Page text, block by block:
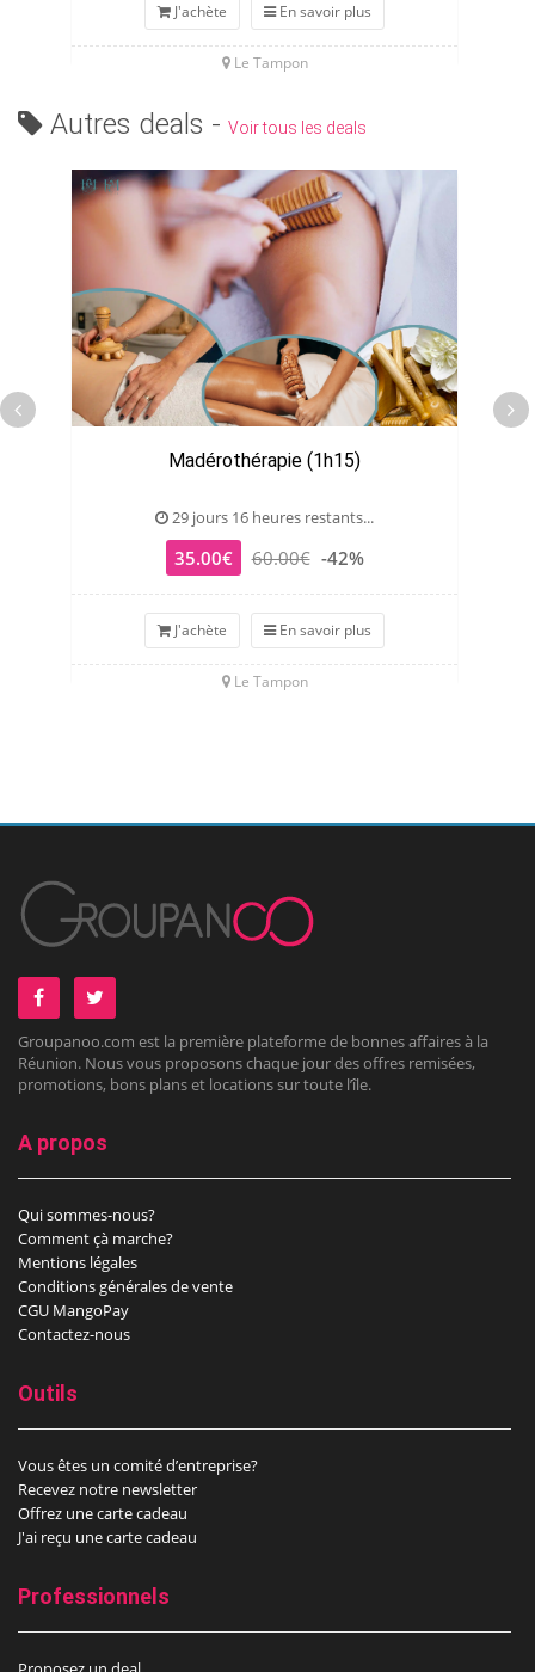
J'achète En savoir plus
Le Tampon
Autres deals - Voir tous les deals
Madérothérapie (1h15)
29 jours 16 heures restants...
35.00€ 60.00€ -42%
J'achète En savoir plus
Le Tampon
Groupanoo.com est la première plateforme de bonnes affaires à la
Réunion. Nous vous proposons chaque jour des offres remisées,
promotions, bons plans et locations sur toute l’île.
A propos
Qui sommes-nous?
Comment çà marche?
Mentions légales
Conditions générales de vente
CGU MangoPay
Contactez-nous
Outils
Vous êtes un comité d’entreprise?
Recevez notre newsletter
Offrez une carte cadeau
J'ai reçu une carte cadeau
Professionnels